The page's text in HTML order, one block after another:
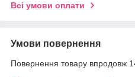
Всі умови оплати
Умови повернення
Повернення товару впродовж